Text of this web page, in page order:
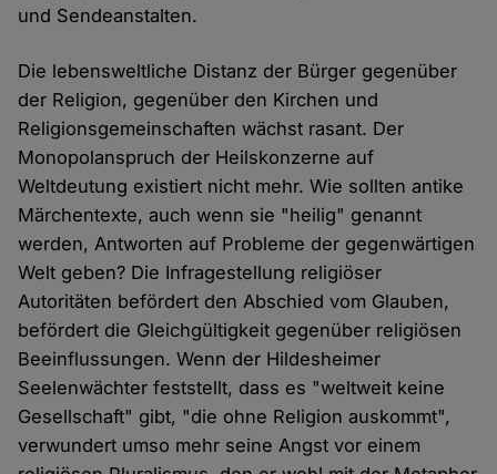
und Sendeanstalten.
Die lebensweltliche Distanz der Bürger gegenüber
der Religion, gegenüber den Kirchen und
Religionsgemeinschaften wächst rasant. Der
Monopolanspruch der Heilskonzerne auf
Weltdeutung existiert nicht mehr. Wie sollten antike
Märchentexte, auch wenn sie "heilig" genannt
werden, Antworten auf Probleme der gegenwärtigen
Welt geben? Die Infragestellung religiöser
Autoritäten befördert den Abschied vom Glauben,
befördert die Gleichgültigkeit gegenüber religiösen
Beeinflussungen. Wenn der Hildesheimer
Seelenwächter feststellt, dass es "weltweit keine
Gesellschaft" gibt, "die ohne Religion auskommt",
verwundert umso mehr seine Angst vor einem